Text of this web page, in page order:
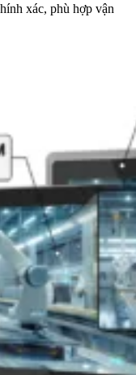
xác, phù hợp vận